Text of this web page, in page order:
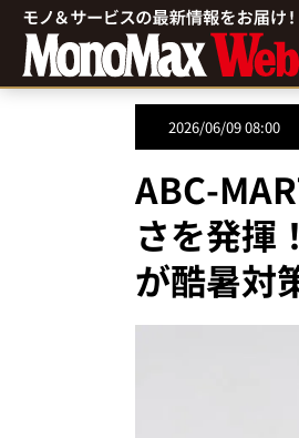
2026/06/09 08:00
ABC-
さを発揮
が酷暑対